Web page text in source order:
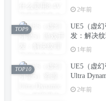
2年前
UE5（虚
发：解决
造成场景
1年前
TOP9
UE5（虚幻
Ultra
的动态天空
2年前
TOP10